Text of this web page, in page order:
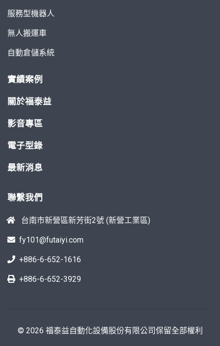
服務型機器人
無人搬運車
自動倉儲系統
實績案例
關於福泰益
影音專區
電子型錄
最新消息
聯繫我們
台南市新營區新芳街2號 (新營工業區)
fy101@futaiyi.com
+886-6-652-1616
+886-6-652-3929
© 2026 福泰益自動化設備股份有限公司保留全部權利